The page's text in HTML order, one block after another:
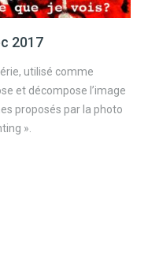
2017
utilisé comme
et décompose l’image
proposés par la photo
».